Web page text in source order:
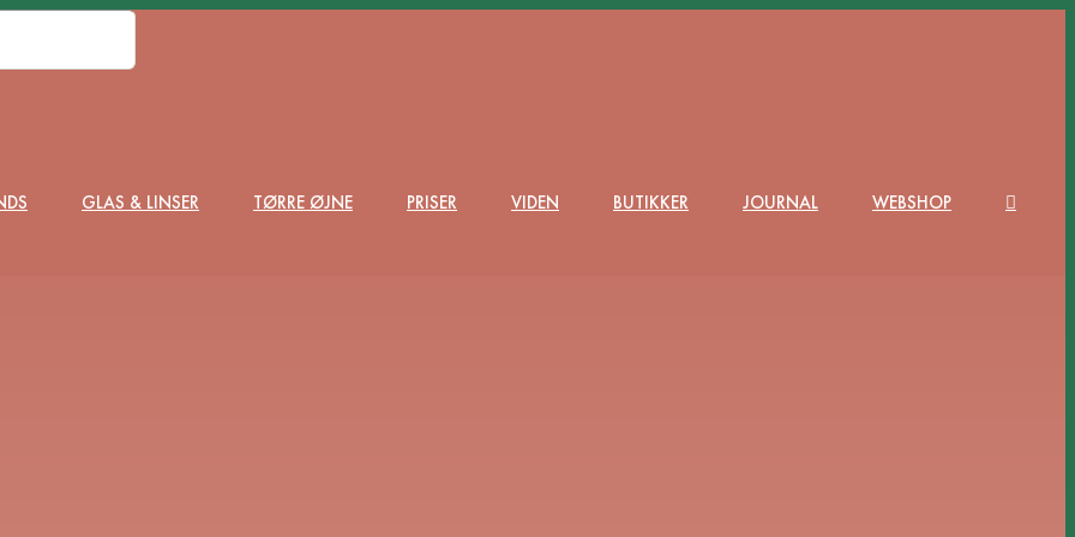
GLAS & LINSER TØRRE ØJNE PRISER VIDEN BUTIKKER JOURNAL WEBSHOP